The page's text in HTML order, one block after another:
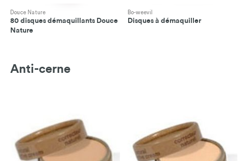
Douce Nature
80 disques démaquillants Douce
Nature
Bo-weevil
Disques à démaquiller
Anti-cerne